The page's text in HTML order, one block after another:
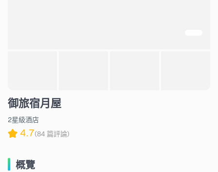
御旅宿月屋
2星級酒店
4.7(84 篇評論)
概覽